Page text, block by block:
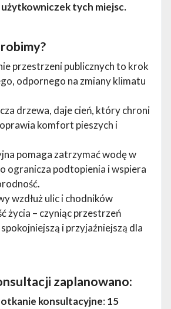
tych miejsc.
przestrzeni publicznych to krok
odpornego na zmiany klimatu
drzewa, daje cień, który chroni
komfort pieszych i
pomaga zatrzymać wodę w
ogranicza podtopienia i wspiera
wzdłuż ulic i chodników
życia – czyniąc przestrzeń
i przyjaźniejszą dla
zaplanowano:
konsultacyjne: 15